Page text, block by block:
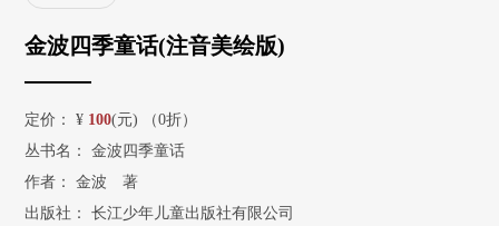
金波四季童话(注音美绘版)
定价： ¥ 100(元) （0折）
丛书名：
金波四季童话
作者：
金波 著
出版社：
长江少年儿童出版社有限公司